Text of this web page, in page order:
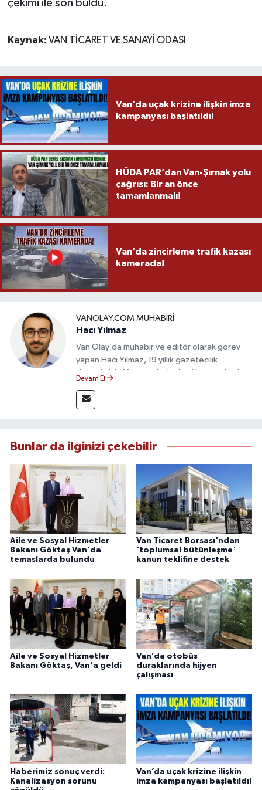
çekimi ile son buldu.
Kaynak: VAN TİCARET VE SANAYİ ODASI
Van’da uçak krizine ilişkin imza
kampanyası başlatıldı!
HÜDA PAR’dan Van-Şırnak yolu
çağrısı: Bir an önce
tamamlanmalı!
Van’da zincirleme trafik kazası
kamerada!
VANOLAY.COM MUHABIRI
Hacı Yılmaz
Van Olay’da muhabir ve editör olarak görev
yapan Hacı Yılmaz, 19 yıllık gazetecilik
deneyimiyle Van yerel gündemi başta olmak
takip etmektedir. Editoryal sürece katkı sunan
Yılmaz, tarafsızlık, doğruluk ve etik ilkeler
bilgilendirmektedir.
Devam Et
Bunlar da ilginizi çekebilir
Aile ve Sosyal Hizmetler
Bakanı Göktaş Van'da
temaslarda bulundu
Van Ticaret Borsası'ndan
'toplumsal bütünleşme'
kanun teklifine destek
Aile ve Sosyal Hizmetler
Bakanı Göktaş, Van'a geldi
Van’da otobüs
duraklarında hijyen
çalışması
Haberimiz sonuç verdi:
Kanalizasyon sorunu
Van’da uçak krizine ilişkin
imza kampanyası başlatıldı!